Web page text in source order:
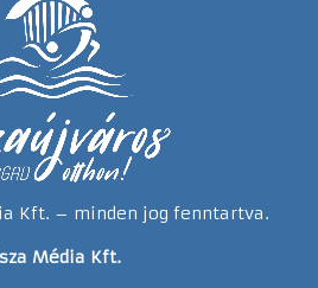
Kft. – minden jog fenntartva.
Média Kft.